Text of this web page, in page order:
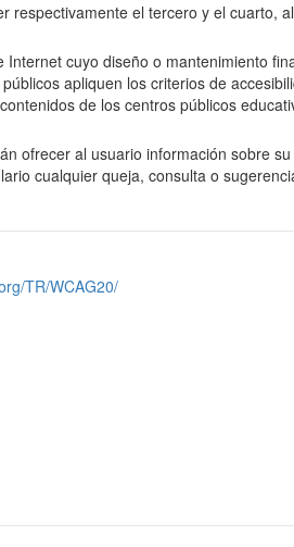
respectivamente el tercero y el cuarto,
cuyo diseño o mantenimiento
apliquen los criterios de
de los centros públicos
ofrecer al usuario información sobre
cualquier queja, consulta o
TR/WCAG20/